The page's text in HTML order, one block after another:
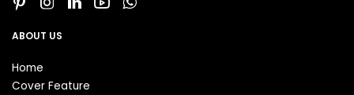
ABOUT US
Home
Cover Feature